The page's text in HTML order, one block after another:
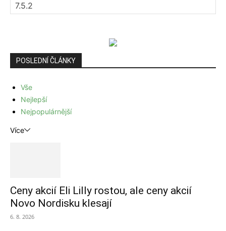
POSLEDNÍ ČLÁNKY
Vše
Nejlepší
Nejpopulárnější
Více
Ceny akcií Eli Lilly rostou, ale ceny akcií
Novo Nordisku klesají
6. 8. 2026